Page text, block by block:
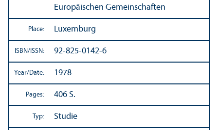
Europäischen Gemeinschaften
Place: Luxemburg
ISBN/ISSN: 92-825-0142-6
Year/Date: 1978
Pages: 406 S.
Typ: Studie